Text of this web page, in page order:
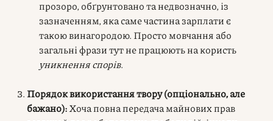
прозоро, обґрунтовано та недвозначно, із
зазначенням, яка саме частина зарплати є
такою винагородою. Просто мовчання або
загальні фрази тут не працюють на користь
уникнення спорів.
Порядок використання твору (опціонально, але
бажано):Хоча повна передача майнових прав